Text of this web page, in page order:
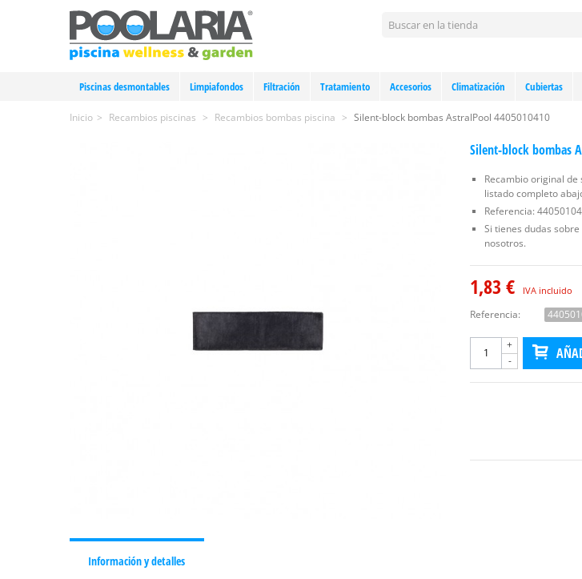
Piscinas desmontables Limpiafondos Filtración Tratamiento Accesorios Climatización Cubiertas
Inicio > Recambios piscinas > Recambios bombas piscina > Silent-block bombas AstralPool 4405010410
Silent-block bombas
Recambio original
listado completo
Referencia:
Si tienes dudas
nosotros.
1,83 € IVA incluido
Referencia:
-
+
Información y detalles